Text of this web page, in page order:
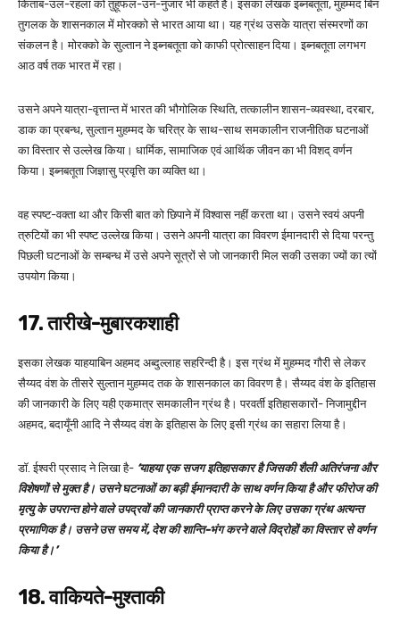
किताब-उल-रहला को तुहूफल-उन-नुजार भी कहते हैं। इसका लेखक इब्नबतूता, मुहम्मद बिन
तुगलक के शासनकाल में मोरक्को से भारत आया था। यह ग्रंथ उसके यात्रा संस्मरणों का
संकलन है। मोरक्को के सुल्तान ने इब्नबतूता को काफी प्रोत्साहन दिया। इब्नबतूता लगभग
आठ वर्ष तक भारत में रहा।
उसने अपने यात्रा-वृत्तान्त में भारत की भौगोलिक स्थिति, तत्कालीन शासन-व्यवस्था, दरबार,
डाक का प्रबन्ध, सुल्तान मुहम्मद के चरित्र के साथ-साथ समकालीन राजनीतिक घटनाओं
का विस्तार से उल्लेख किया। धार्मिक, सामाजिक एवं आर्थिक जीवन का भी विशद् वर्णन
किया। इब्नबतूता जिज्ञासु प्रवृत्ति का व्यक्ति था।
वह स्पष्ट-वक्ता था और किसी बात को छिपाने में विश्वास नहीं करता था। उसने स्वयं अपनी
त्रुटियों का भी स्पष्ट उल्लेख किया। उसने अपनी यात्रा का विवरण ईमानदारी से दिया परन्तु
पिछली घटनाओं के सम्बन्ध में उसे अपने सूत्रों से जो जानकारी मिल सकी उसका ज्यों का त्यों
उपयोग किया।
17. तारीखे-मुबारकशाही
इसका लेखक याहयाबिन अहमद अब्दुल्लाह सहरिन्दी है। इस ग्रंथ में मुहम्मद गौरी से लेकर
सैय्यद वंश के तीसरे सुल्तान मुहम्मद तक के शासनकाल का विवरण है। सैय्यद वंश के इतिहास
की जानकारी के लिए यही एकमात्र समकालीन ग्रंथ है। परवर्ती इतिहासकारों- निजामुद्दीन
अहमद, बदायूँनी आदि ने सैय्यद वंश के इतिहास के लिए इसी ग्रंथ का सहारा लिया है।
डॉ. ईश्वरी प्रसाद ने लिखा है- ‘याहया एक सजग इतिहासकार है जिसकी शैली अतिरंजना और
विशेषणों से मुक्त है। उसने घटनाओं का बड़ी ईमानदारी के साथ वर्णन किया है और फीरोज की
मृत्यु के उपरान्त होने वाले उपद्रवों की जानकारी प्राप्त करने के लिए उसका ग्रंथ अत्यन्त
प्रमाणिक है। उसने उस समय में, देश की शान्ति-भंग करने वाले विद्रोहों का विस्तार से वर्णन
किया है।’
18. वाकियते-मुश्ताकी